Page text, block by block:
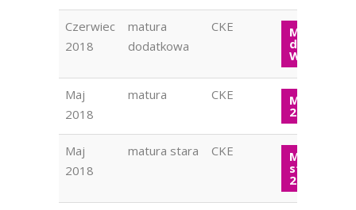
Czerwiec
2018
matura
dodatkowa
CKE Matura
WOS 2018
Maj
2018
matura CKE Matura
2018
Maj
2018
matura stara CKE Matura
stara WOS
2018